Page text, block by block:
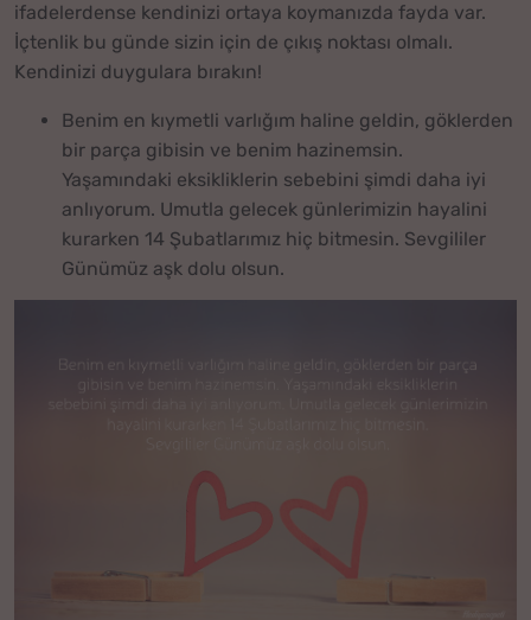
ifadelerdense kendinizi ortaya koymanızda fayda var.
İçtenlik bu günde sizin için de çıkış noktası olmalı.
Kendinizi duygulara bırakın!
Benim en kıymetli varlığım haline geldin, göklerden
bir parça gibisin ve benim hazinemsin.
Yaşamındaki eksikliklerin sebebini şimdi daha iyi
anlıyorum. Umutla gelecek günlerimizin hayalini
kurarken 14 Şubatlarımız hiç bitmesin. Sevgililer
Günümüz aşk dolu olsun.